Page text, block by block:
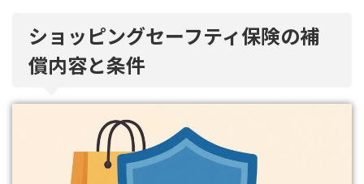
ショッピングセーフティ保険の補
償内容と条件